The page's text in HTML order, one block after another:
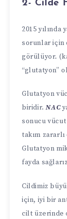
2- Cilde
2015
sorunlar için
görülüyor.
“glutatyon”
Glutatyon
biridir.NAC
sonucu
takım
Glutatyon
fayda sağlarız
Cildimiz
için, iyi bir
cilt üzerinde